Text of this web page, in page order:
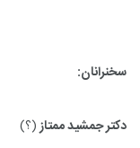
سخنرانان:
دکتر جمشید ممتاز(؟)